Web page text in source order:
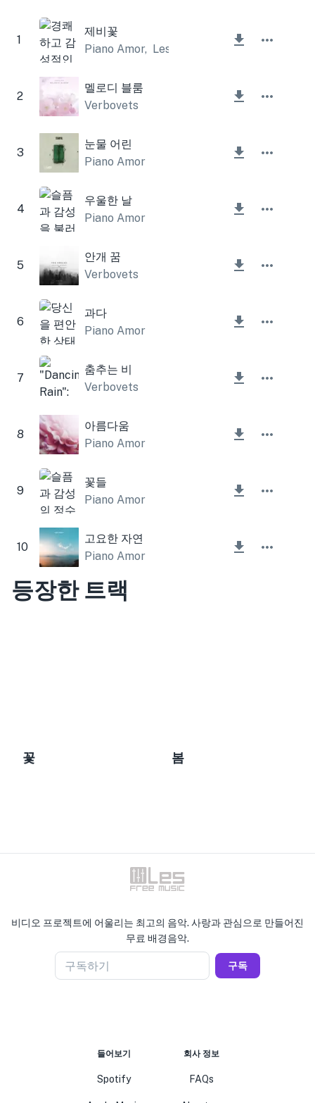
1
제비꽃
Piano Amor, Lesfm
2
멜로디 블룸
Verbovets
3
눈물 어린
Piano Amor
4
우울한 날
Piano Amor
5
안개 꿈
Verbovets
6
과다
Piano Amor
7
춤추는 비
Verbovets
8
아름다움
Piano Amor
9
꽃들
Piano Amor
10
고요한 자연
Piano Amor
등장한 트랙
꽃 봄
비디오 프로젝트에 어울리는 최고의 음악. 사랑과 관심으로 만들어진
무료 배경음악.
구독하기 구독
들어보기
Spotify
회사 정보
FAQs